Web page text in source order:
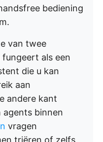
bediening
van twee
fungeert als een
die u kan
aan
andere kant
agents binnen
vragen
triëren of zelfs